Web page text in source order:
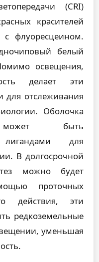
(CRI)
красителей
флуоресцеином.
белый
освещения,
делает эти
для отслеживания
Оболочка
быть
лигандами для
В долгосрочной
можно будет
проточных
действия, эти
редкоземельные
уменьшая